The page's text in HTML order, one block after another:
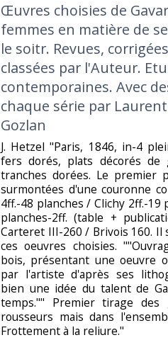
‎Œuvres choisies de
femmes en matière de
le soitr. Revues,
classées par l'Auteur.
contemporaines. Avec
chaque série par
Gozlan‎
‎J. Hetzel "Paris, 1846, in-4
fers dorés, plats décorés
tranches dorées. Le premier
surmontées d'une couronne
4ff.-48 planches / Clichy 2ff.-
planches-2ff. (table +
Carteret III-260 / Brivois 160. Il
ces oeuvres choisies.
bois, présentant une oeuvre
par l'artiste d'après ses
bien une idée du talent de
temps."" Premier tirage des
rousseurs mais dans
Frottement à la reliure."‎